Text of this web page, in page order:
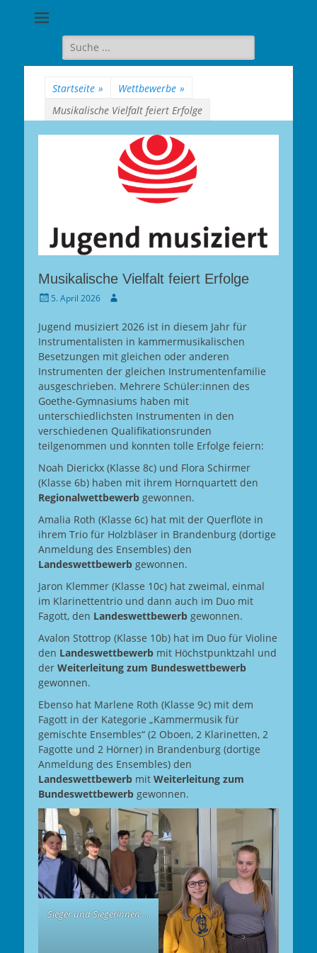
Berlin-
Suche
für:
Startseite » Wettbewerbe »
Musikalische Vielfalt feiert Erfolge
Musikalische Vielfalt feiert Erfolge
Gepostet
5. April 2026 Autor
Jugend musiziert 2026 ist in diesem Jahr für
Instrumentalisten in kammermusikalischen
Besetzungen mit gleichen oder anderen
Instrumenten der gleichen Instrumentenfamilie
ausgeschrieben. Mehrere Schüler:innen des
Goethe-Gymnasiums haben mit
unterschiedlichsten Instrumenten in den
verschiedenen Qualifikationsrunden
teilgenommen und konnten tolle Erfolge feiern:
Noah Dierickx (Klasse 8c) und Flora Schirmer
(Klasse 6b) haben mit ihrem Hornquartett den
Regionalwettbewerb gewonnen.
Amalia Roth (Klasse 6c) hat mit der Querflöte in
ihrem Trio für Holzbläser in Brandenburg (dortige
Anmeldung des Ensembles) den
Landeswettbewerb gewonnen.
Jaron Klemmer (Klasse 10c) hat zweimal, einmal
im Klarinettentrio und dann auch im Duo mit
Fagott, den Landeswettbewerb gewonnen.
Avalon Stottrop (Klasse 10b) hat im Duo für Violine
den Landeswettbewerb mit Höchstpunktzahl und
der Weiterleitung zum Bundeswettbewerb
gewonnen.
Ebenso hat Marlene Roth (Klasse 9c) mit dem
Fagott in der Kategorie „Kammermusik für
gemischte Ensembles“ (2 Oboen, 2 Klarinetten, 2
Fagotte und 2 Hörner) in Brandenburg (dortige
Anmeldung des Ensembles) den
Landeswettbewerb mit Weiterleitung zum
Bundeswettbewerb gewonnen.
Sieger und Siegerinnen …